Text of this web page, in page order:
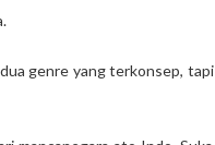
genre yang terkonsep, tapi